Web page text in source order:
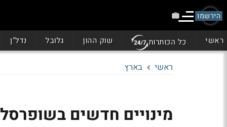
הירשמו
ראשי כל הכותרות שוק ההון גלובל נדל"ן
ראשי בארץ
מינויים חדשים בשופרסל